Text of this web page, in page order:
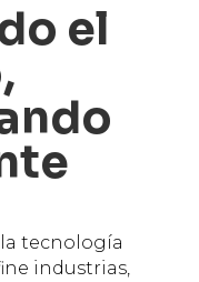
el
tecnología
industrias,